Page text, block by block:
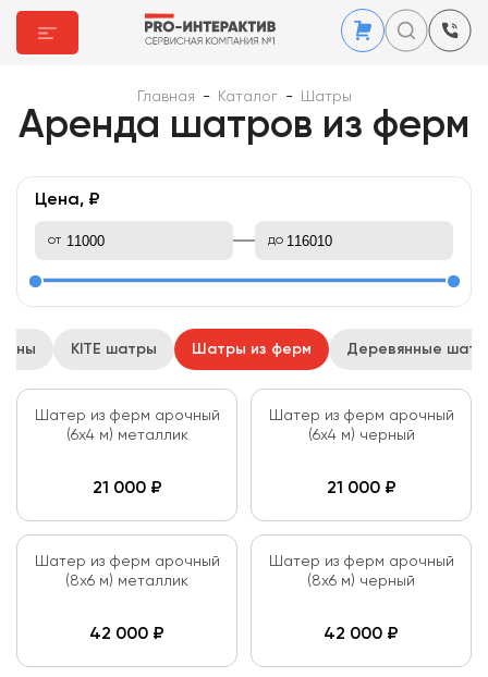
Главная - Каталог - Шатры
Аренда шатров из ферм
Цена, ₽
от до
KITE шатры Шатры из ферм Деревянные
Шатер из ферм арочный
(6х4 м) металлик
21 000₽
Шатер из ферм арочный
(6х4 м) черный
21 000₽
Шатер из ферм арочный
(8х6 м) металлик
42 000 ₽
Шатер из ферм арочный
(8х6 м) черный
42 000 ₽